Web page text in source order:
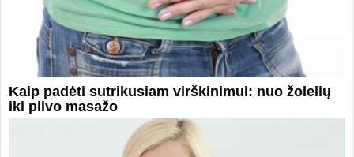
Kaip padėti sutrikusiam virškinimui: nuo žolelių
iki pilvo masažo